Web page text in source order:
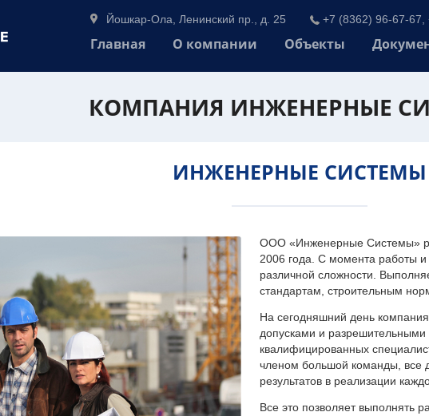
Йошкар-Ола, Ленинский пр., д. 25 +7 (8362) 96-67-67,
Главная О компании Объекты
КОМПАНИЯ ИНЖЕНЕРНЫЕ
ИНЖЕНЕРНЫЕ СИСТЕМЫ
ООО «Инженерные Системы»
2006 года. С момента работы
различной сложности.
стандартам, строительным
На сегодняшний день
допусками и разрешительными
квалифицированных
членом большой команды, все
результатов в реализации
Все это позволяет выполнять